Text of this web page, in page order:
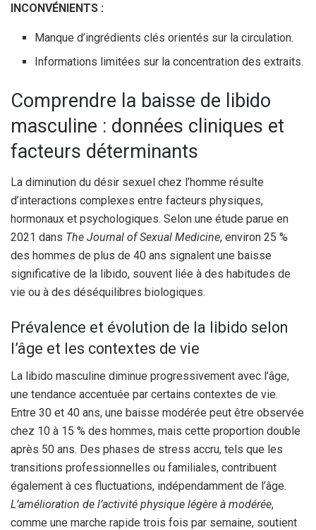
INCONVÉNIENTS :
Manque d’ingrédients clés orientés sur la circulation.
Informations limitées sur la concentration des extraits.
Comprendre la baisse de libido
masculine : données cliniques et
facteurs déterminants
La diminution du désir sexuel chez l’homme résulte
d’interactions complexes entre facteurs physiques,
hormonaux et psychologiques. Selon une étude parue en
2021 dans The Journal of Sexual Medicine, environ 25 %
des hommes de plus de 40 ans signalent une baisse
significative de la libido, souvent liée à des habitudes de
vie ou à des déséquilibres biologiques.
Prévalence et évolution de la libido selon
l’âge et les contextes de vie
La libido masculine diminue progressivement avec l’âge,
une tendance accentuée par certains contextes de vie.
Entre 30 et 40 ans, une baisse modérée peut être observée
chez 10 à 15 % des hommes, mais cette proportion double
après 50 ans. Des phases de stress accru, tels que les
transitions professionnelles ou familiales, contribuent
également à ces fluctuations, indépendamment de l’âge.
L’amélioration de l’activité physique légère à modérée,
comme une marche rapide trois fois par semaine, soutient